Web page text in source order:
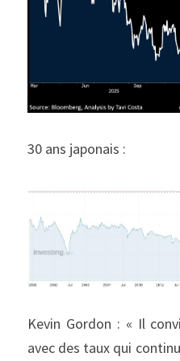
30 ans japonais :
Kevin Gordon : « Il
avec des taux qui